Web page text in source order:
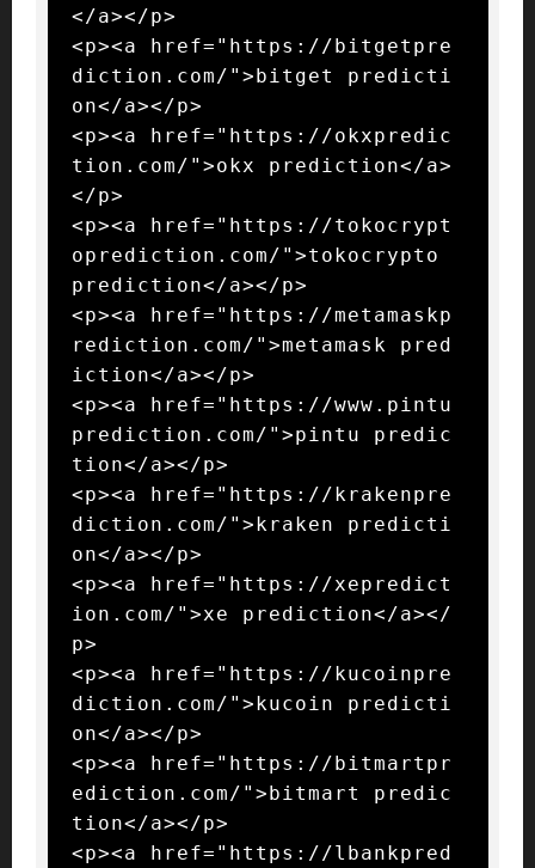
</a></p>
<p><a href="https://bitgetpre
diction.com/">bitget predicti
on</a></p>
<p><a href="https://okxpredic
tion.com/">okx prediction</a>
</p>
<p><a href="https://tokocrypt
oprediction.com/">tokocrypto
prediction</a></p>
<p><a href="https://metamaskp
rediction.com/">metamask pred
iction</a></p>
<p><a href="https://www.pintu
prediction.com/">pintu predic
tion</a></p>
<p><a href="https://krakenpre
diction.com/">kraken predicti
on</a></p>
<p><a href="https://xepredict
ion.com/">xe prediction</a></
p>
<p><a href="https://kucoinpre
diction.com/">kucoin predicti
on</a></p>
<p><a href="https://bitmartpr
ediction.com/">bitmart predic
tion</a></p>
<p><a href="https://lbankpred